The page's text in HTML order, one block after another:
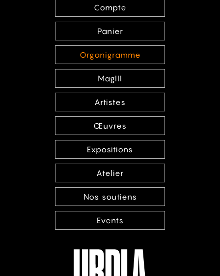
Compte
Panier
Organigramme
MagIII
Artistes
Œuvres
Expositions
Atelier
Nos soutiens
Events